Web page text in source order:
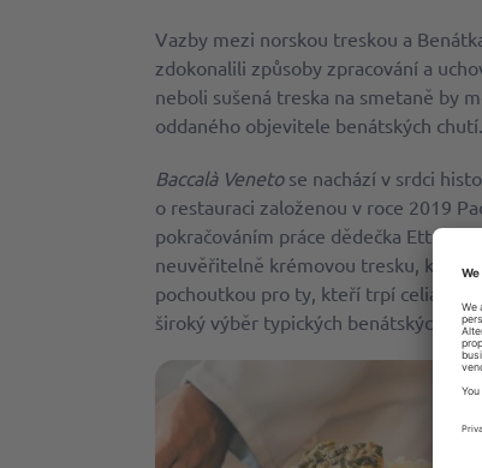
Vazby mezi norskou treskou a
zdokonalili způsoby zpracování a
neboli sušená treska na smetaně by
oddaného objevitele benátských chutí.
Baccalà Venetose nachází v srdci
o restauraci založenou v roce 2019
pokračováním práce dědečka Ettora
neuvěřitelně krémovou tresku, která
pochoutkou pro ty, kteří trpí celiakií a
široký výběr typických benátských